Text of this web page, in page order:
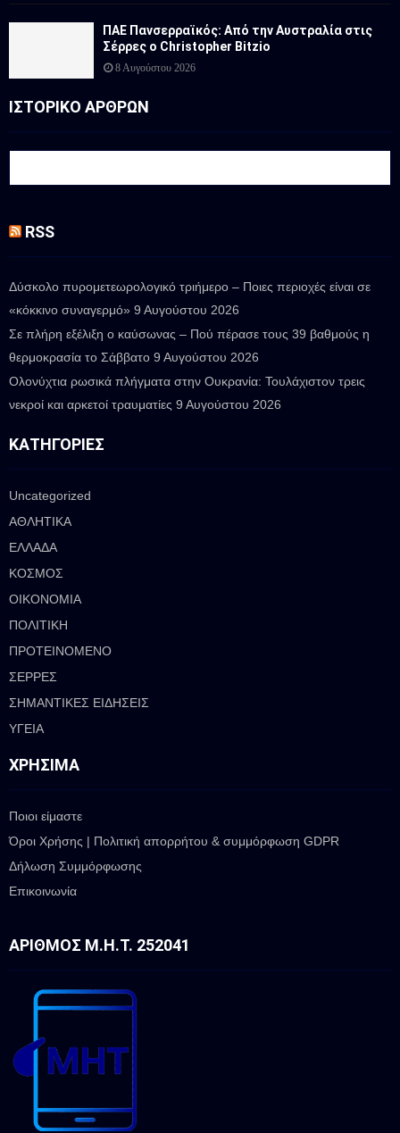
ΠΑΕ Πανσερραϊκός: Από την Αυστραλία στις
Σέρρες ο Christopher Bitzio
8 Αυγούστου 2026
ΙΣΤΟΡΙΚΟ ΑΡΘΡΩΝ
RSS
Δύσκολο πυρομετεωρολογικό τριήμερο – Ποιες περιοχές είναι σε
«κόκκινο συναγερμό» 9 Αυγούστου 2026
Σε πλήρη εξέλιξη ο καύσωνας – Πού πέρασε τους 39 βαθμούς η
θερμοκρασία το Σάββατο 9 Αυγούστου 2026
Ολονύχτια ρωσικά πλήγματα στην Ουκρανία: Τουλάχιστον τρεις
νεκροί και αρκετοί τραυματίες 9 Αυγούστου 2026
ΚΑΤΗΓΟΡΊΕΣ
Uncategorized
ΑΘΛΗΤΙΚΑ
ΕΛΛΑΔΑ
ΚΟΣΜΟΣ
ΟΙΚΟΝΟΜΙΑ
ΠΟΛΙΤΙΚΗ
ΠΡΟΤΕΙΝΟΜΕΝΟ
ΣΕΡΡΕΣ
ΣΗΜΑΝΤΙΚΕΣ ΕΙΔΗΣΕΙΣ
ΥΓΕΙΑ
ΧΡΉΣΙΜΑ
Ποιοι είμαστε
Όροι Χρήσης | Πολιτική απορρήτου & συμμόρφωση GDPR
Δήλωση Συμμόρφωσης
Επικοινωνία
ΑΡΙΘΜΌΣ Μ.Η.Τ. 252041